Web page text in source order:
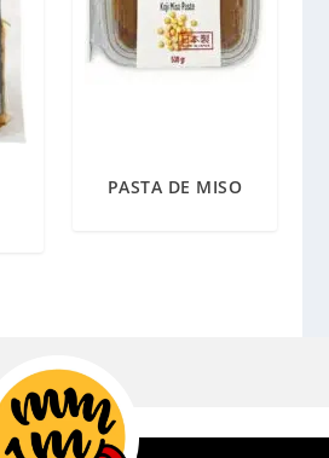
PASTA DE MISO